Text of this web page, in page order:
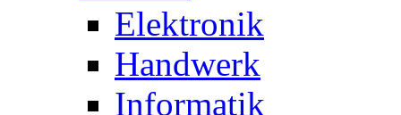
Elektronik
Handwerk
Informatik